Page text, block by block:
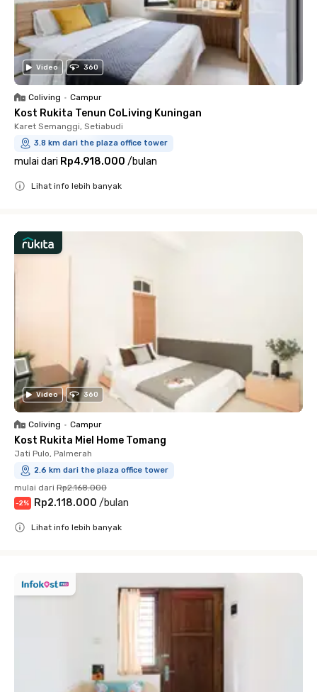
Video 360
Coliving • Campur
Kost Rukita Tenun CoLiving Kuningan
Karet Semanggi, Setiabudi
3.8 km dari the plaza office tower
mulai dari Rp4.918.000 /bulan
Lihat info lebih banyak
Video 360
Coliving • Campur
Kost Rukita Miel Home Tomang
Jati Pulo, Palmerah
2.6 km dari the plaza office tower
mulai dari Rp2.168.000
-2% Rp2.118.000 /bulan
Lihat info lebih banyak